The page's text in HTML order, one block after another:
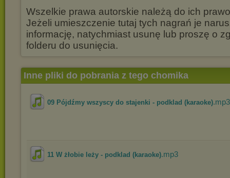
Wszelkie prawa autorskie należą do ich
Jeżeli umieszczenie tutaj tych nagrań je
informację, natychmiast usunę lub proszę o
folderu do usunięcia.
Inne pliki do pobrania z tego chomika
09 Pójdźmy wszyscy do stajenki - podklad (karaoke).mp3
11 W żłobie leży - podklad (karaoke).mp3